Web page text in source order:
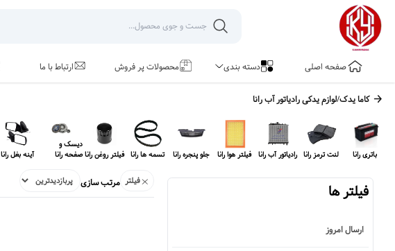
صفحه اصلی دسته بندی محصولات پر فروش ارتباط با ما
کاما یدک/لوازم یدکیرادیاتور آب رانا
باتری رانا لنت ترمز رانا رادیاتور آب رانا فیلتر هوا رانا جلو پنجره رانا تسمه ها رانا فیلتر روغن رانا
دیسک و
صفحه رانا
آینه بغل رانا
فیلتر ها
ارسال امروز
فیلتر مرتب سازی